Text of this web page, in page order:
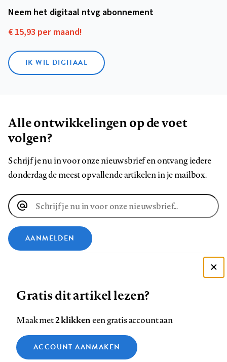
Neem het digitaal ntvg abonnement
€ 15,93 per maand!
IK WIL DIGITAAL
Alle ontwikkelingen op de voet
volgen?
Schrijf je nu in voor onze nieuwsbrief en ontvang iedere
donderdag de meest opvallende artikelen in je mailbox.
E-
mailadres
AANMELDEN
ons
op
Facebook
ons
op
LinkedIn
ons
op
Bluesky
ons
op
Instagram
ons
op
YouTube
ons
Footer
Contact Colofon Disclaimer Privacy
Medische vragen verdienen
Zie onze cookie policy
Analytische cookies
Gratis dit artikel lezen?
Maak met2 klikkeneen gratis account aan
ACCOUNT AANMAKEN